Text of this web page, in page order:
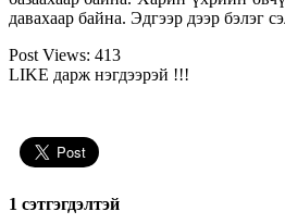
давахаар байна. Эдгээр дээр бэлэг
Post Views: 413
LIKE дарж нэгдээрэй !!!
1 сэтгэгдэлтэй